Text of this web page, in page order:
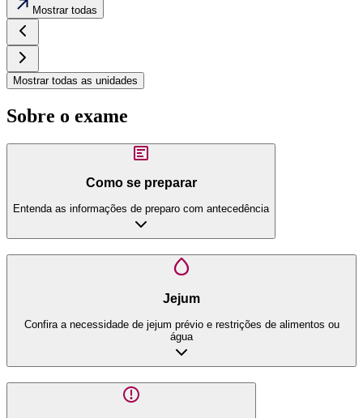
Mostrar todas
Mostrar todas as unidades
Sobre o exame
Como se preparar
Entenda as informações de preparo com antecedência
Jejum
Confira a necessidade de jejum prévio e restrições de alimentos ou
água